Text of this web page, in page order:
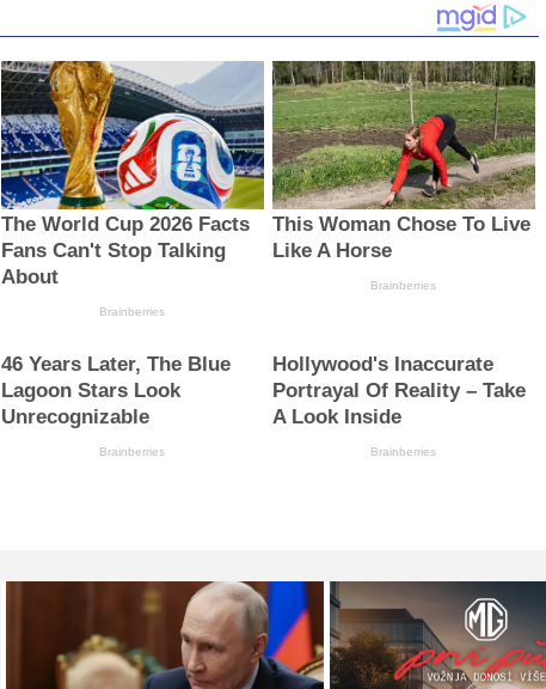
The World Cup 2026 Facts
Fans Can't Stop Talking
About
Brainberries
This Woman Chose To Live
Like A Horse
Brainberries
46 Years Later, The Blue
Lagoon Stars Look
Unrecognizable
Brainberries
Hollywood's Inaccurate
Portrayal Of Reality – Take
A Look Inside
Brainberries